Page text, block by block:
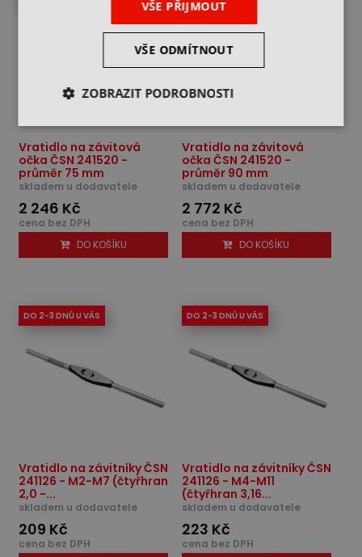
Vratidlo na závitová
očka ČSN 241520 -
průměr 75 mm
skladem u dodavatele
2 246 Kč
cena bez DPH
DO KOŠÍKU
Vratidlo na závitová
očka ČSN 241520 -
průměr 90 mm
skladem u dodavatele
2 772 Kč
cena bez DPH
DO KOŠÍKU
DO 2-3 DNŮ U VÁS
Vratidlo na závitníky ČSN
241126 - M2-M7 (čtyřhran
2,0 -...
skladem u dodavatele
209 Kč
cena bez DPH
DO 2-3 DNŮ U VÁS
Vratidlo na závitníky ČSN
241126 - M4-M11
(čtyřhran 3,16...
skladem u dodavatele
223 Kč
cena bez DPH
VŠE PŘIJMOUT
VŠE ODMÍTNOUT
ZOBRAZIT PODROBNOSTI